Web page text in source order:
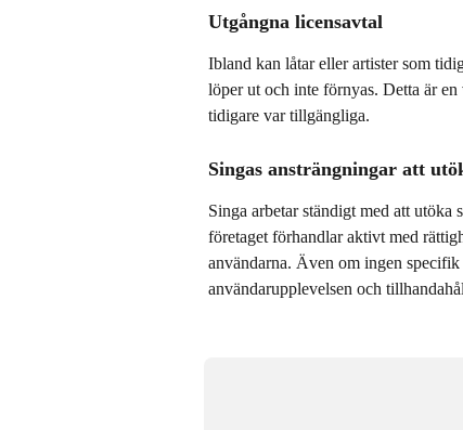
Utgångna licensavtal
Ibland kan låtar eller artister som
löper ut och inte förnyas. Detta är
tidigare var tillgängliga.
Singas ansträngningar att
Singa arbetar ständigt med att
företaget förhandlar aktivt med
användarna. Även om ingen
användarupplevelsen och